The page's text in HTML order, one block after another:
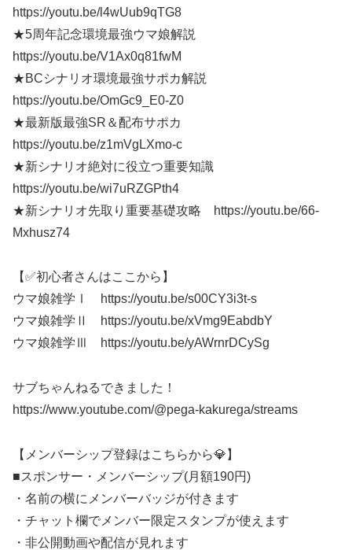
https://youtu.be/l4wUub9qTG8
★5周年記念環境最強ウマ娘解説
https://youtu.be/V1Ax0q81fwM
★BCシナリオ環境最強サポカ解説
https://youtu.be/OmGc9_E0-Z0
★最新版最強SR＆配布サポカ
https://youtu.be/z1mVgLXmo-c
★新シナリオ絶対に役立つ重要知識
https://youtu.be/wi7uRZGPth4
★新シナリオ先取り重要基礎攻略 https://youtu.be/66-
Mxhusz74
【✅初心者さんはここから】
ウマ娘雑学Ⅰ https://youtu.be/s00CY3i3t-s
ウマ娘雑学Ⅱ https://youtu.be/xVmg9EabdbY
ウマ娘雑学Ⅲ https://youtu.be/yAWrnrDCySg
サブちゃんねるできました！
https://www.youtube.com/@pega-kakurega/streams
【メンバーシップ登録はこちらから💎】
■スポンサー・メンバーシップ(月額190円)
・名前の横にメンバーバッジが付きます
・チャット欄でメンバー限定スタンプが使えます
・非公開動画や配信が見れます